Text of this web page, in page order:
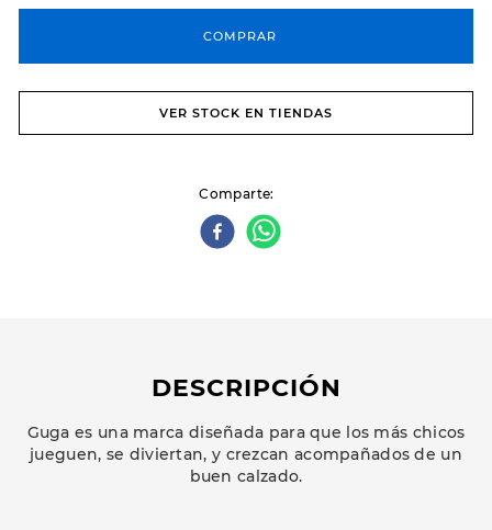
COMPRAR
VER STOCK EN TIENDAS
Comparte
DESCRIPCIÓN
Guga es una marca diseñada para que los más chicos
jueguen, se diviertan, y crezcan acompañados de un
buen calzado.